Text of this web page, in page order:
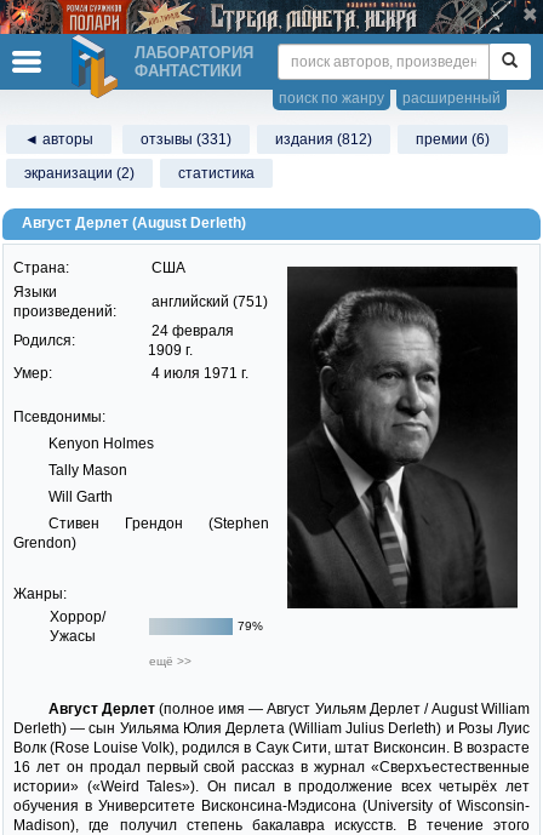
ЛАБОРАТОРИЯ
ФАНТАСТИКИ
расширенный
поиск по жанру
◄ авторы отзывы (331) издания (812)
премии (6)
экранизации (2)
статистика
Август Дерлет (August Derleth)
Страна:
США
Языки
произведений:
английский (751)
Родился:
24 февраля
1909 г.
Умер:
4 июля 1971 г.
Псевдонимы:
Kenyon Holmes
Tally Mason
Will Garth
Стивен Грендон (Stephen
Grendon)
Жанры:
Хоррор/
Ужасы
79%
ещё >>
Август Дерлет(полное имя — Август Уильям Дерлет / August William
Derleth) — сын Уильяма Юлия Дерлета (William Julius Derleth) и Розы Луис
Волк (Rose Louise Volk), родился в Саук Сити, штат Висконсин. В возрасте
16 лет он продал первый свой рассказ в журнал «Сверхъестественные
истории» («Weird Tales»). Он писал в продолжение всех четырёх лет
обучения в Университете Висконсина-Мэдисона (University of Wisconsin-
Madison), где получил степень бакалавра искусств. В течение этого